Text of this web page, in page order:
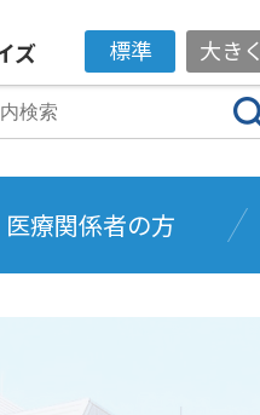
ズ 標準 大きく
医療関係者の方